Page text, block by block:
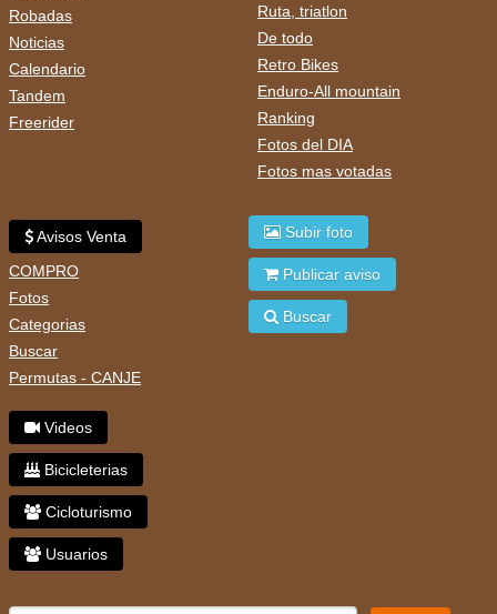
Robadas
Noticias
Calendario
Tandem
Freerider
Ruta, triatlon
De todo
Retro Bikes
Enduro-All mountain
Ranking
Fotos del DIA
Fotos mas votadas
Avisos Venta
COMPRO
Fotos
Categorias
Buscar
Permutas - CANJE
Videos
Bicicleterias
Cicloturismo
Usuarios
Subir foto
Publicar aviso
Buscar